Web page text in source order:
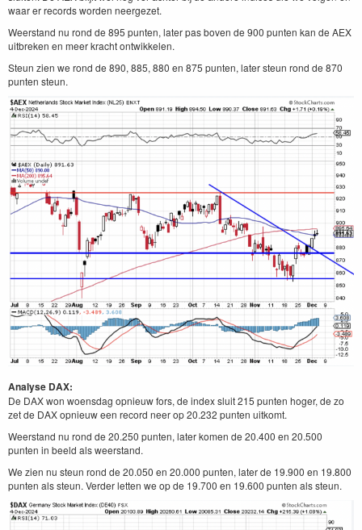
waar er records worden neergezet.
Weerstand nu rond de 895 punten, later pas boven de 900 punten kan de AEX
uitbreken en meer kracht ontwikkelen.
Steun zien we rond de 890, 885, 880 en 875 punten, later steun rond de 870
punten steun.
Analyse DAX:
De DAX won woensdag opnieuw fors, de index sluit 215 punten hoger, de zo
zet de DAX opnieuw een record neer op 20.232 punten uitkomt.
Weerstand nu rond de 20.250 punten, later komen de 20.400 en 20.500
punten in beeld als weerstand.
We zien nu steun rond de 20.050 en 20.000 punten, later de 19.900 en 19.800
punten als steun. Verder letten we op de 19.700 en 19.600 punten als steun.